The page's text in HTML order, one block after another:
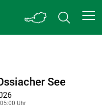
See
Uhr